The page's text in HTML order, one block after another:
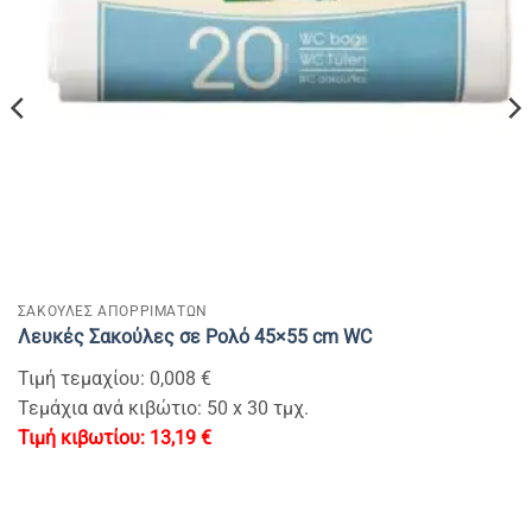
ΣΑΚΟΥΛΕΣ ΑΠΟΡΡΙΜΑΤΩΝ
Λευκές Σακούλες σε Ρολό 45×55 cm WC
Τιμή τεμαχίου: 0,008 €
Τεμάχια ανά κιβώτιο: 50 x 30 τμχ.
13,19 €